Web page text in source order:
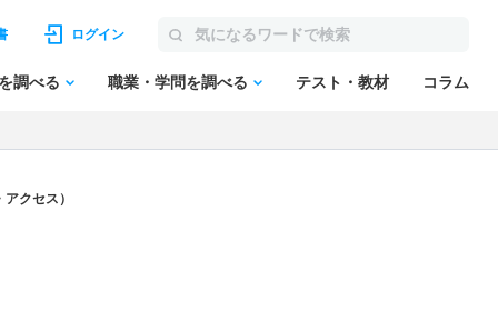
ログイン
調べる 職業・学問を調べる テスト・教材 コラム
クセス）